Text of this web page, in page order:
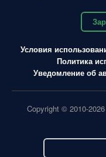
Условия
Политика
Уведомление об
Copyright © 2010-